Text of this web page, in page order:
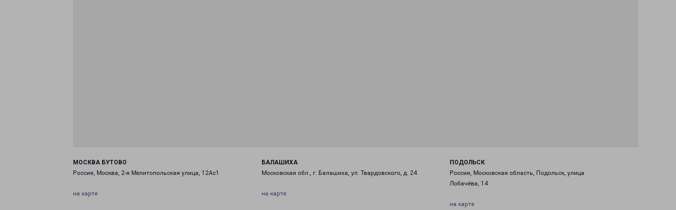
МОСКВА БУТОВО
Россия, Москва, 2-я Мелитопольская улица, 12Ас1
на карте
БАЛАШИХА
Московская обл., г. Балашиха, ул. Твардовского, д. 24
на карте
ПОДОЛЬСК
Россия, Московская область, Подольск, улица
Лобачёва, 14
на карте